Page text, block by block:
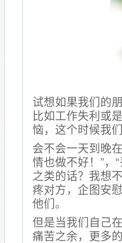
试想如果我们的
比如工作失利或
恼，这个时候我
会不会一天到晚
情也做不好！”，
之类的话？我想
疼对方，企图安
他们。
但是当我们自己
痛苦之余，更多